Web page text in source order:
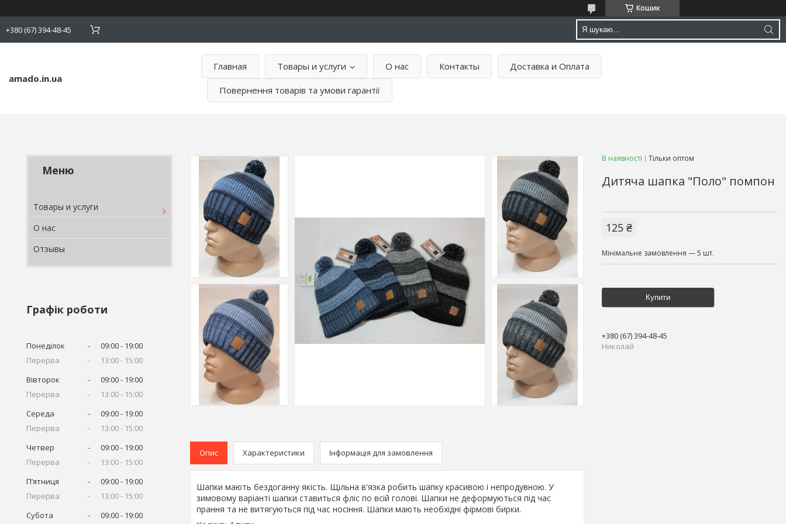
Кошик
+380 (67) 394-48-45
amado.in.ua
Главная Товары и услуги О нас Контакты Доставка и Оплата
Повернення товарів та умови гарантії
Товары и услуги
О нас
Отзывы
Графік роботи
Понеділок 09:00
19:00
13:00
15:00
Вівторок
09:00
19:00
13:00
15:00
Середа
09:00
19:00
13:00
15:00
Четвер
09:00
19:00
13:00
15:00
Пʼятниця
09:00
19:00
13:00
15:00
Субота
09:00 19:00
Опис Характеристики Інформація для замовлення
Шапки мають бездоганну якість. Щільна в'язка робить шапку красивою і непродувною. У
зимовому варіанті шапки ставиться фліс по всій голові. Шапки не деформуються під час
прання та не витягуються під час носіння. Шапки мають необхідні фірмові бирки.
В наявності Тільки оптом
Дитяча шапка "Поло" помпон
125 ₴
Мінімальне замовлення — 5 шт.
Купити
+380 (67) 394-48-45
Николай